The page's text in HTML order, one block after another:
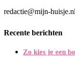
redactie@mijn-huisje.nl
Recente berichten
Zo kies je een